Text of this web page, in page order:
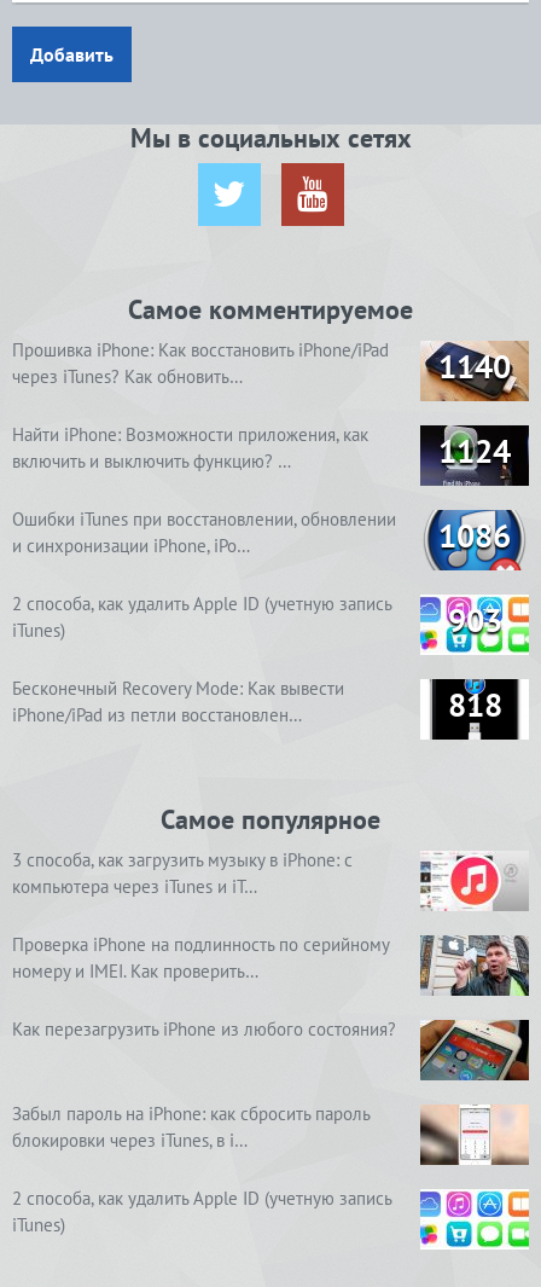
Добавить
Мы в социальных сетях
Самое комментируемое
Прошивка iPhone: Как восстановить iPhone/iPad
через iTunes? Как обновить…
1140
Найти iPhone: Возможности приложения, как
включить и выключить функцию? …
1124
Ошибки iTunes при восстановлении, обновлении
и синхронизации iPhone, iPo…
1086
2 способа, как удалить Apple ID (учетную запись
iTunes)
903
Бесконечный Recovery Mode: Как вывести
iPhone/iPad из петли восстановлен…
818
Самое популярное
3 способа, как загрузить музыку в iPhone: с
компьютера через iTunes и iT…
Проверка iPhone на подлинность по серийному
номеру и IMEI. Как проверить…
Как перезагрузить iPhone из любого состояния?
Забыл пароль на iPhone: как сбросить пароль
блокировки через iTunes, в i…
2 способа, как удалить Apple ID (учетную запись
iTunes)